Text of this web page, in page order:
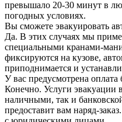
превышало 20-30 минут в
погодных условиях.
Вы сможете эвакуировать
Да. В этих случаях мы
специальными кранами-
фиксируются на кузове,
приподнимается и
У вас предусмотрена
Конечно. Услуги эвакуации
наличными, так и
предоставит вам наряд-